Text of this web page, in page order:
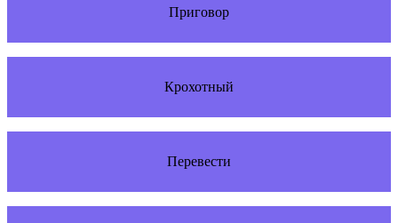
Приговор
Крохотный
Перевести